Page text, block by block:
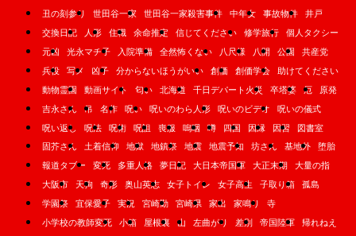
丑の刻参り
世田谷一家 世田谷一家殺害事件 中年女 事故物件
井戸
交換日記
人形 住職 余命推定 信じてください 修学旅行
個人タクシー
元凶
光永マチ子 入院準備 全然怖くない 八尺様 八開 公園
共産党
兵役
写メ 凶子 分からないほうがいい 創価 創価学会
助けてください
動物霊園
動画サイト 匂い 北海道 千日デパート火災 卒塔婆 厄
原発
吉永さん
吊 名作 呪い 呪いのわら人形 呪いのビデオ
呪いの儀式
呪い返し
呪法 呪術 呪詛 喪服 嗚咽 噂 四国 因縁 因習
図書室
固芥さん
土着信仰 地獄 地鎮祭 地震 地震予知 坊さん 基地外
堕胎
報道タブー
変死 多重人格 夢日記 大日本帝国軍 大正末期
大量の指
大阪市
天狗 奇形 奥山英志 女子トイレ 女子高生 子取り箱
孤島
学園祭
宜保愛子 実況 宮崎勤 宮崎県 家出 家鳴り
寺
小学校の教師変死
小箱 屋根裏 山 左曲がり 差別 帝国陸軍
帰れねえ